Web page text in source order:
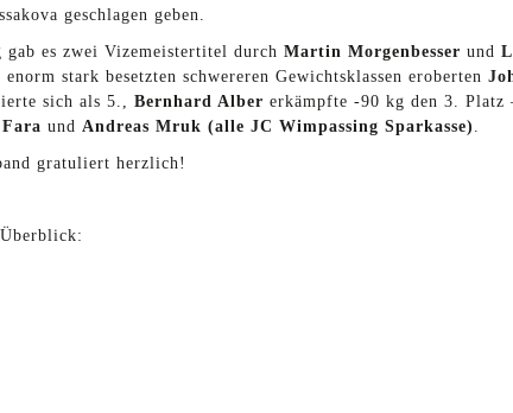
geschlagen geben.
gab es zwei Vizemeistertitel durch Martin Morgenbesser und
stark besetzten schwereren Gewichtsklassen eroberten
sich als 5., Bernhard Alber erkämpfte -90 kg den 3. Platz
und Andreas Mruk (alle JC Wimpassing Sparkasse) .
gratuliert herzlich!